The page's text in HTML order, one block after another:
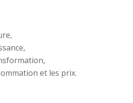
et les prix.